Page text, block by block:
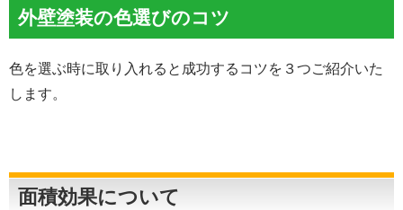
外壁塗装の色選びのコツ
色を選ぶ時に取り入れると成功するコツを３つご紹介いた
します。
面積効果について